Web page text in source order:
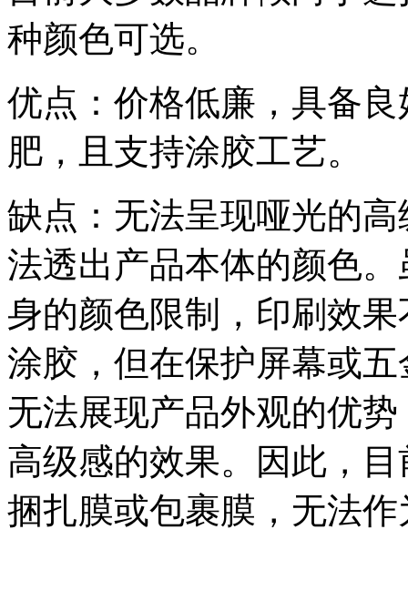
种颜色可选。
优点：价格低廉，具备
肥，且支持涂胶工艺。
缺点：无法呈现哑光的
法透出产品本体的颜色
身的颜色限制，印刷效
涂胶，但在保护屏幕或
无法展现产品外观的优
高级感的效果。因此，
捆扎膜或包裹膜，无法